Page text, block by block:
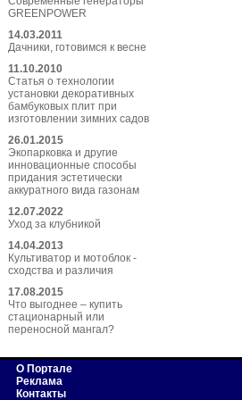
GREENPOWER
14.03.2011
Дачники, готовимся к весне
11.10.2010
Статья о технологии
установки декоративных
бамбуковых плит при
изготовлении зимних садов
26.01.2015
Экопарковка и другие
инновационные способы
придания эстетически
аккуратного вида газонам
12.07.2022
Уход за клубникой
14.04.2013
Культиватор и мотоблок -
сходства и различия
17.08.2015
Что выгоднее – купить
стационарный или
переносной мангал?
О Портале
Реклама
Контакты